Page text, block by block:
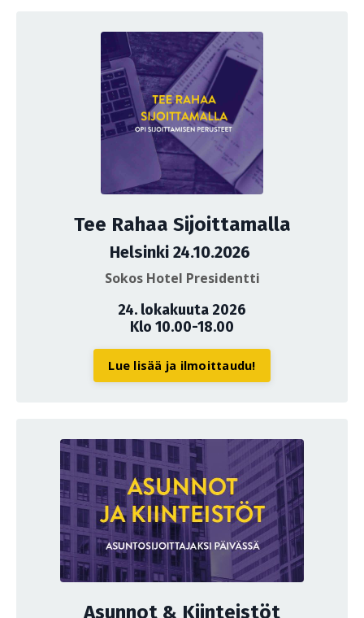
Tee Rahaa Sijoittamalla
Helsinki 24.10.2026
Sokos Hotel Presidentti
24. lokakuuta 2026
Klo 10.00-18.00
Lue lisää ja ilmoittaudu!
Asunnot & Kiinteistöt